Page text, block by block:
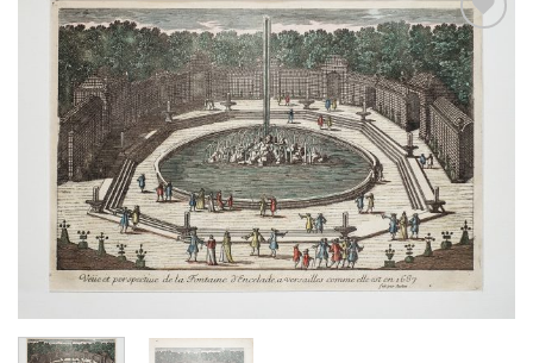
Ajouter
à la
wishlist